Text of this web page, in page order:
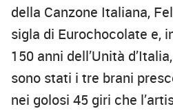
della Canzone Italiana,
sigla di Eurochocolate e,
150 anni dell’Unità
sono stati i tre brani
nei golosi 45 giri che